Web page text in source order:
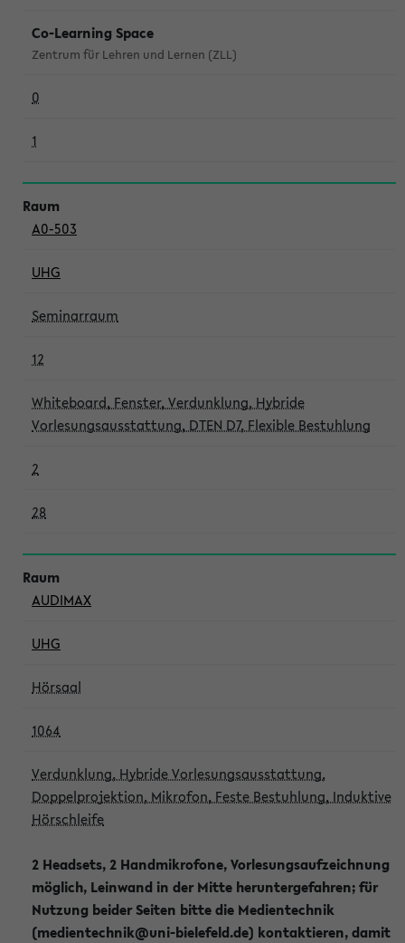
Co-Learning Space
Zentrum für Lehren und Lernen (ZLL)
0
1
A0-503
UHG
Seminarraum
12
Whiteboard, Fenster, Verdunklung, Hybride
Vorlesungsausstattung, DTEN D7, Flexible Bestuhlung
2
28
AUDIMAX
UHG
Hörsaal
1064
Verdunklung, Hybride Vorlesungsausstattung,
Doppelprojektion, Mikrofon, Feste Bestuhlung, Induktive
Hörschleife
2 Headsets, 2 Handmikrofone, Vorlesungsaufzeichnung
möglich, Leinwand in der Mitte heruntergefahren; für
Nutzung beider Seiten bitte die Medientechnik
(medientechnik@uni-bielefeld.de) kontaktieren, damit